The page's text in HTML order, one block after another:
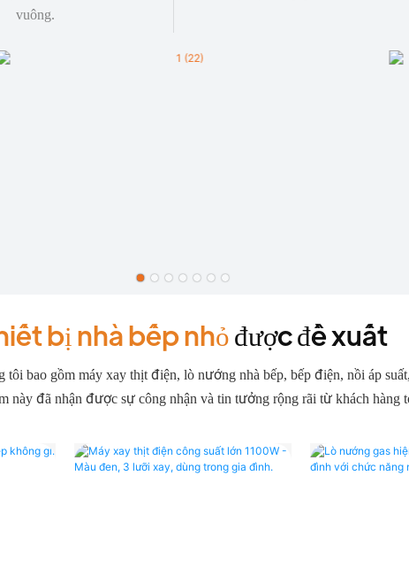
vuông.
bị nhà bếp nhỏđược đề xuất
tôi bao gồm máy xay thịt điện, lò nướng nhà bếp, bếp điện, nồi áp
này đã nhận được sự công nhận và tin tưởng rộng rãi từ khách hàng